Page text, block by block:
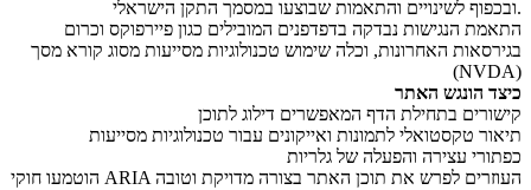
ובכפוף לשינויים והתאמות שבוצעו במסמך התקן הישראלי.
התאמת הנגישות נבדקה בדפדפנים המובילים כגון פיירפוקס וכרום
בגירסאות האחרונות, וכלה שימוש טכנולוגיות מסייעות מסוג קורא מסך
(NVDA)
כיצד הונגש האתר
קישורים בתחילת הדף המאפשרים דילוג לתוכן
תיאור טקסטואלי לתמונות ואייקונים עבור טכנולוגיות מסייעות
כפתורי עצירה והפעלה של גלריות
הוטמעו חוקי ARIA העוזרים לפרש את תוכן האתר בצורה מדויקת וטובה